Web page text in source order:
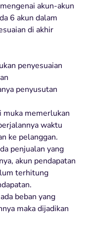
akun-akun
6 akun dalam
di akhir
penyesuaian
penyusutan
muka memerlukan
waktu
ke pelanggan.
penjualan yang
akun pendapatan
terhitung
beban yang
maka dijadikan